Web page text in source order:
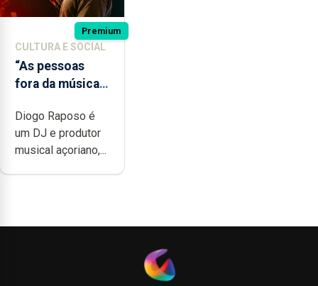
Premium
CULTURA E SOCIAL
“As pessoas
fora da música
noção do quão
difícil é
produzir uma
música”
Diogo Raposo é
um DJ e produtor
musical açoriano,...